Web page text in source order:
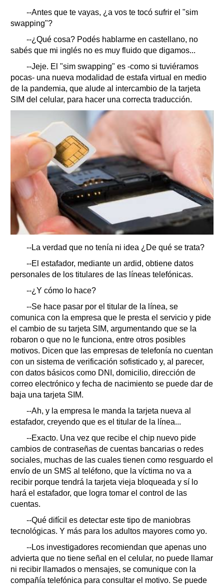
--Antes que te vayas, ¿a vos te tocó sufrir el "sim
swapping"?
--¿Qué cosa? Podés hablarme en castellano, no
sabés que mi inglés no es muy fluido que digamos...
--Jeje. El "sim swapping" es -como si tuviéramos
pocas- una nueva modalidad de estafa virtual en medio
de la pandemia, que alude al intercambio de la tarjeta
SIM del celular, para hacer una correcta traducción.
--La verdad que no tenía ni idea ¿De qué se trata?
--El estafador, mediante un ardid, obtiene datos
personales de los titulares de las líneas telefónicas.
--¿Y cómo lo hace?
--Se hace pasar por el titular de la línea, se
comunica con la empresa que le presta el servicio y pide
el cambio de su tarjeta SIM, argumentando que se la
robaron o que no le funciona, entre otros posibles
motivos. Dicen que las empresas de telefonía no cuentan
con un sistema de verificación sofisticado y, al parecer,
con datos básicos como DNI, domicilio, dirección de
correo electrónico y fecha de nacimiento se puede dar de
baja una tarjeta SIM.
--Ah, y la empresa le manda la tarjeta nueva al
estafador, creyendo que es el titular de la línea...
--Exacto. Una vez que recibe el chip nuevo pide
cambios de contraseñas de cuentas bancarias o redes
sociales, muchas de las cuales tienen como resguardo el
envío de un SMS al teléfono, que la víctima no va a
recibir porque tendrá la tarjeta vieja bloqueada y sí lo
hará el estafador, que logra tomar el control de las
cuentas.
--Qué difícil es detectar este tipo de maniobras
tecnológicas. Y más para los adultos mayores como yo.
--Los investigadores recomiendan que apenas uno
advierta que no tiene señal en el celular, no puede llamar
ni recibir llamados o mensajes, se comunique con la
compañía telefónica para consultar el motivo. Se puede